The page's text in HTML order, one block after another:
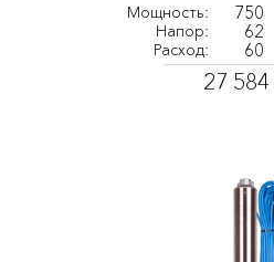
Мощность: 750
Напор: 62
Расход: 60
27 584